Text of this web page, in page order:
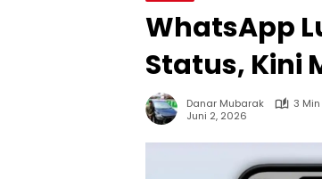
WhatsApp
Status, Kini
Danar Mubarak
3
Juni 2, 2026